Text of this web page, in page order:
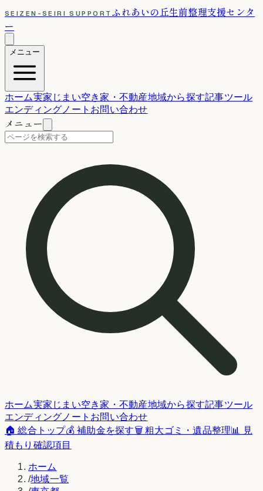
SEIZEN-SEIRI SUPPORT ふれあいの丘生前整理支援センタ
ー
メニュー
ホーム実家じまい空き家・不動産地域から探す記事ツール
エンディングノート お問い合わせ
メニュー
ホーム実家じまい空き家・不動産地域から探す記事ツール
エンディングノート お問い合わせ
🏠 総合トップ💰 補助金を探す🗑️ 粗大ゴミ・遺品整理📊 見
積もり確認項目
ホーム
/地域一覧